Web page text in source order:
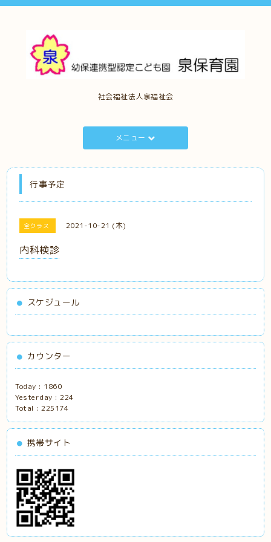
社会福祉法人泉福祉会
メニュー
行事予定
全クラス 2021-10-21 (木)
内科検診
スケジュール
カウンター
Today : 1860
Yesterday :224
Total :225174
携帯サイト